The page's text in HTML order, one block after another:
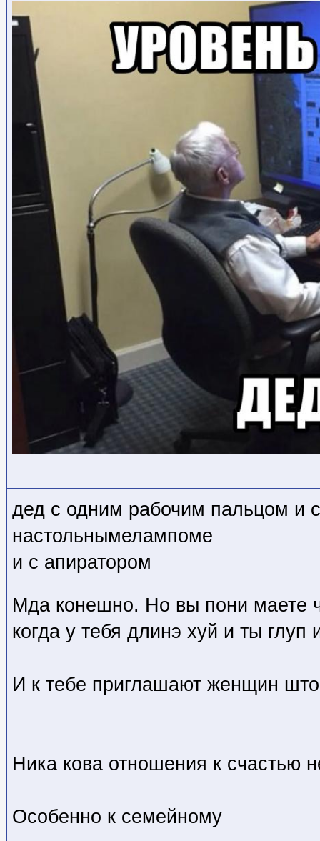
дед с одним рабочим пальцом и
настольнымелампоме
и с апиратором
Мда конешно. Но вы пони маете
когда у тебя длинэ хуй и ты глуп
И к тебе приглашают женщин
Ника кова отношения к счастью
Особенно к семейному